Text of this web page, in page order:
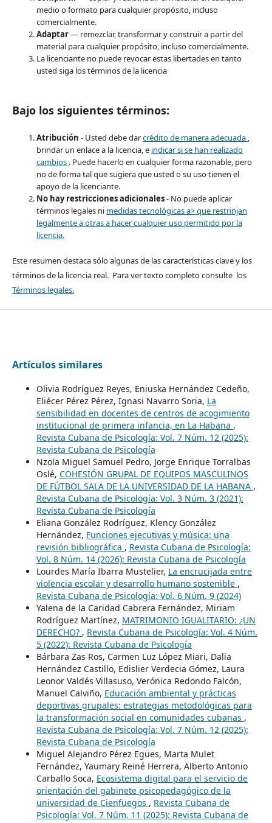
medio o formato para cualquier propósito, incluso
comercialmente.
Adaptar— remezclar, transformar y construir a partir del
material para cualquier propósito, incluso comercialmente.
La licenciante no puede revocar estas libertades en tanto
usted siga los términos de la licencia
Bajo los siguientes términos:
Atribución - Usted debe darcrédito de manera adecuada ,
brindar un enlace a la licencia, e indicar si se han realizado
cambios . Puede hacerlo en cualquier forma razonable, pero
no de forma tal que sugiera que usted o su uso tienen el
apoyo de la licenciante.
No hay restricciones adicionales- No puede aplicar
términos legales ni medidas tecnológicas a> que restrinjan
legalmente a otras a hacer cualquier uso permitido por la
licencia.
Este resumen destaca sólo algunas de las características clave y los
términos de la licencia real. Para ver texto completo consulte los
Términos legales.
Artículos similares
Olivia Rodríguez Reyes, Eniuska Hernández Cedeño,
Eliécer Pérez Pérez, Ignasi Navarro Soria, La
sensibilidad en docentes de centros de acogimiento
institucional de primera infancia, en La Habana ,
Revista Cubana de Psicología: Vol. 7 Núm. 12 (2025):
Revista Cubana de Psicología
Nzola Miguel Samuel Pedro, Jorge Enrique Torralbas
Oslé, COHESIÓN GRUPAL DE EQUIPOS MASCULINOS
DE FÚTBOL SALA DE LA UNIVERSIDAD DE LA HABANA ,
Revista Cubana de Psicología: Vol. 3 Núm. 3 (2021):
Revista Cubana de Psicología
Eliana González Rodríguez, Klency González
Hernández, Funciones ejecutivas y música: una
revisión bibliográfica , Revista Cubana de Psicología:
Vol. 8 Núm. 14 (2026): Revista Cubana de Psicología
Lourdes María Ibarra Mustelier, La encrucijada entre
violencia escolar y desarrollo humano sostenible ,
Revista Cubana de Psicología: Vol. 6 Núm. 9 (2024)
Yalena de la Caridad Cabrera Fernández, Miriam
Rodríguez Martínez, MATRIMONIO IGUALITARIO: ¿UN
DERECHO? , Revista Cubana de Psicología: Vol. 4 Núm.
5 (2022): Revista Cubana de Psicología
Bárbara Zas Ros, Carmen Luz López Miari, Dalia
Hernández Castillo, Edislier Verdecia Gómez, Laura
Leonor Valdés Villasuso, Verónica Redondo Falcón,
Manuel Calviño, Educación ambiental y prácticas
deportivas grupales: estrategias metodológicas para
la transformación social en comunidades cubanas ,
Revista Cubana de Psicología: Vol. 7 Núm. 12 (2025):
Revista Cubana de Psicología
Miguel Alejandro Pérez Egües, Marta Mulet
Fernández, Yaumary Reiné Herrera, Alberto Antonio
Carballo Soca, Ecosistema digital para el servicio de
orientación del gabinete psicopedagógico de la
universidad de Cienfuegos , Revista Cubana de
Psicología: Vol. 7 Núm. 11 (2025): Revista Cubana de